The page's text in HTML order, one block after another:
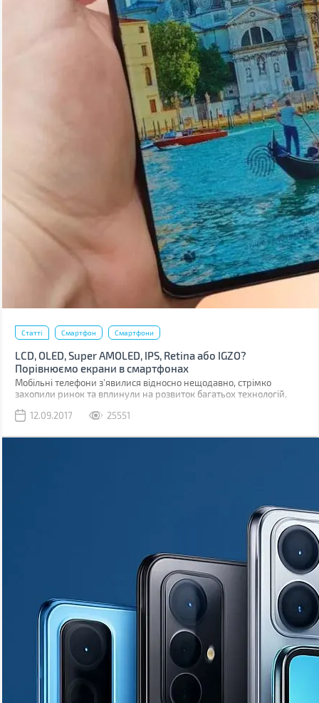
Статті Смартфон Смартфони
LCD, OLED, Super AMOLED, IPS, Retina або IGZO?
Порівнюємо екрани в смартфонах
Мобільні телефони з'явилися відносно нещодавно, стрімко
захопили ринок та вплинули на розвиток багатьох технологій.
12.09.2017
25551